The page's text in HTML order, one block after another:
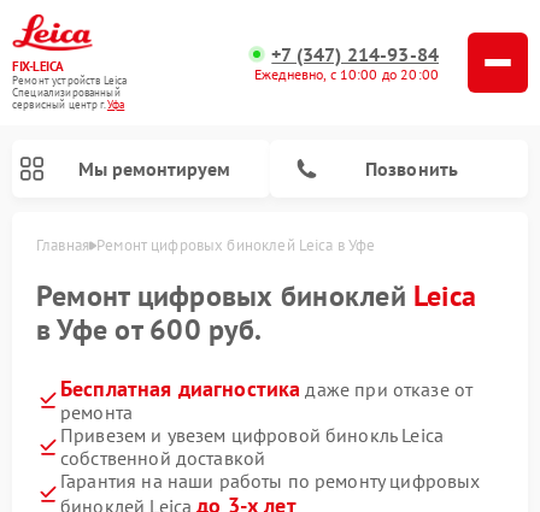
FIX-LEICA
Ремонт устройств Leica
Специализированный
cервисный центр г.Уфа
+7 (347) 214-93-84
Ежедневно, с 10:00 до 20:00
Мы ремонтируем Позвонить
Главная Ремонт цифровых биноклей Leica в Уфе
Ремонт цифровых биноклей Leica
в Уфе от 600 руб.
Бесплатная диагностика даже при отказе от
ремонта
Привезем и увезем цифровой бинокль Leica
собственной доставкой
Гарантия на наши работы по ремонту цифровых
биноклей Leicaдо 3-х лет